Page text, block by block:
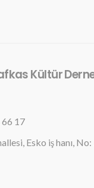
Kültür
66 17
Esko iş hanı, No: